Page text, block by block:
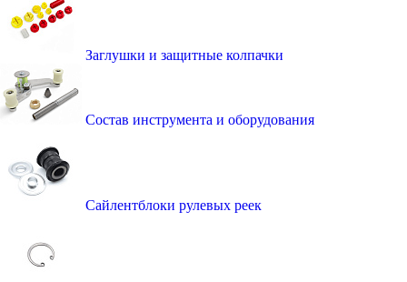
Заглушки и защитные колпачки
Состав инструмента и оборудования
Сайлентблоки рулевых реек